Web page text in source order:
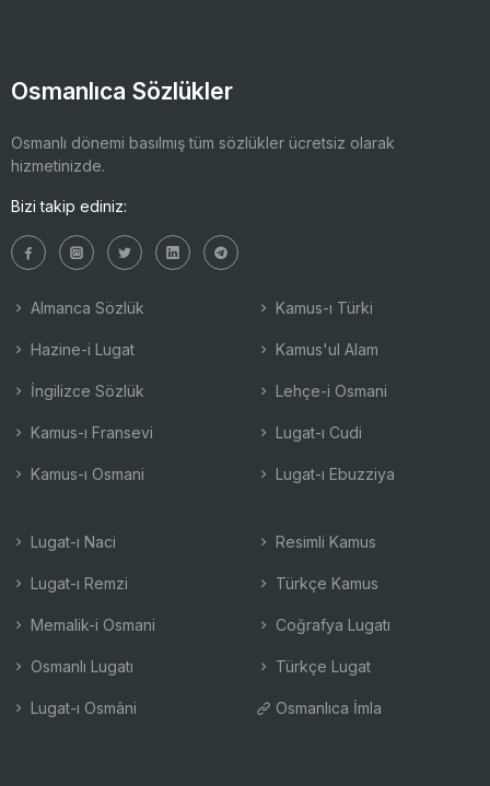
Osmanlıca Sözlükler
Osmanlı dönemi basılmış tüm sözlükler ücretsiz olarak
hizmetinizde.
Bizi takip ediniz:
Almanca Sözlük
Hazine-i Lugat
İngilizce Sözlük
Kamus-ı Fransevi
Kamus-ı Osmani
Kamus-ı Türki
Kamus'ul Alam
Lehçe-i Osmani
Lugat-ı Cudi
Lugat-ı Ebuzziya
Lugat-ı Naci
Lugat-ı Remzi
Memalik-i Osmani
Osmanlı Lugatı
Lugat-ı Osmâni
Resimli Kamus
Türkçe Kamus
Coğrafya Lugatı
Türkçe Lugat
Osmanlıca İmla